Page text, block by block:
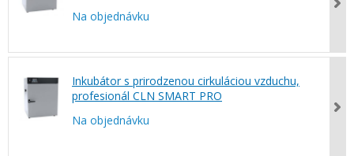
Na objednávku
Inkubátor s prirodzenou cirkuláciou vzduchu,
profesionál CLN SMART PRO
Na objednávku